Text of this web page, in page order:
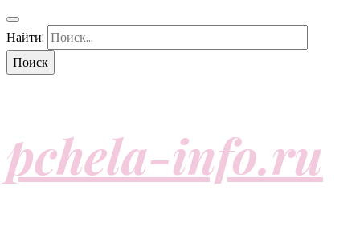
Найти:
pchela-info.ru